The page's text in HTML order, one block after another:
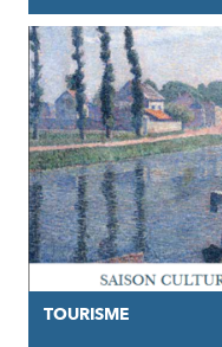
TOURISME